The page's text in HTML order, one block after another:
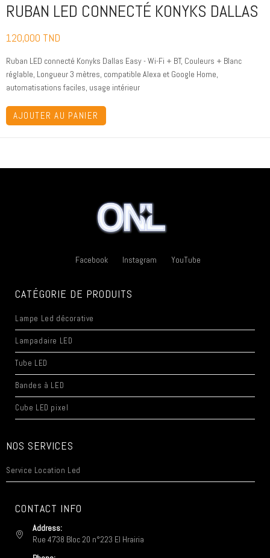
RUBAN LED CONNECTÉ KONYKS DALLAS
EASY
120,000 TND
Ruban LED connecté Konyks Dallas Easy - Wi-Fi + BT, Couleurs + Blanc
réglable, Longueur 3 mètres, compatible Alexa et Google Home,
automatisations faciles, usage intérieur
AJOUTER AU PANIER
Facebook Instagram YouTube
CATÉGORIE DE PRODUITS
Lampe Led décorative
Lampadaire LED
Tube LED
Bandes à LED
Cube LED pixel
NOS SERVICES
Service Location Led
CONTACT INFO
Address:
Rue 4738 Bloc 20 n°223 El Hrairia